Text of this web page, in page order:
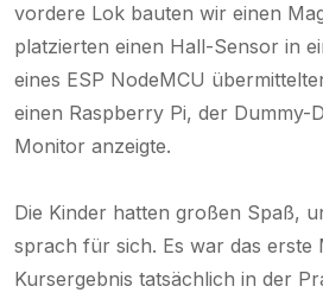
vordere Lok bauten wir einen
platzierten einen Hall-Sensor in
eines ESP NodeMCU
einen Raspberry Pi, der Dummy-
Monitor anzeigte.
Die Kinder hatten großen Spaß,
sprach für sich. Es war das erste
Kursergebnis tatsächlich in der